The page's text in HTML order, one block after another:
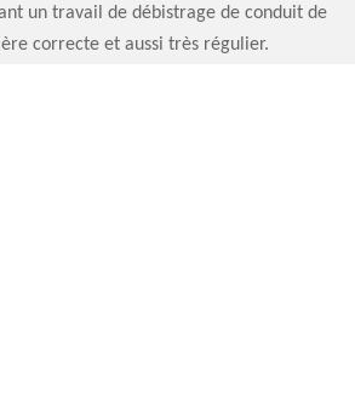
un travail de débistrage de conduit de
correcte et aussi très régulier.